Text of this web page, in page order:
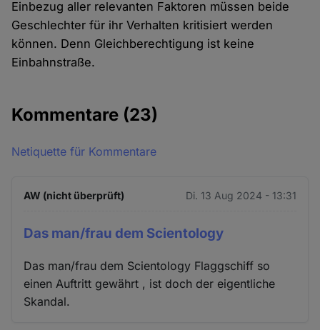
Einbezug aller relevanten Faktoren müssen beide
Geschlechter für ihr Verhalten kritisiert werden
können. Denn Gleichberechtigung ist keine
Einbahnstraße.
Kommentare (23)
Netiquette für Kommentare
AW (nicht überprüft) Di. 13 Aug 2024 - 13:31
Das man/frau dem Scientology
Das man/frau dem Scientology Flaggschiff so
einen Auftritt gewährt , ist doch der eigentliche
Skandal.